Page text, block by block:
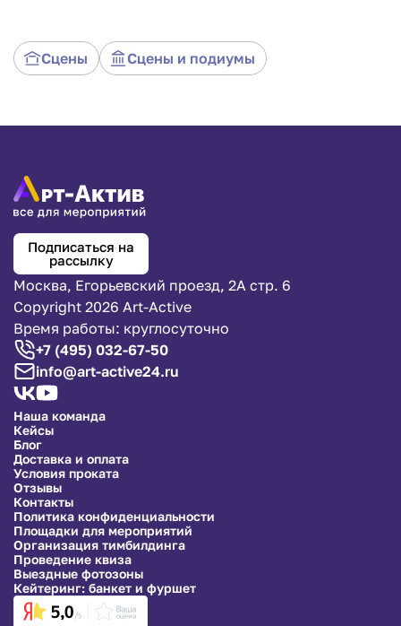
неповторимый шарм. Воплотите в жизнь свои
амбиции и создайте впечатляющие мероприятия с
нашей двускатной сценой в аренду!
Сцены Сцены и подиумы
Подписаться на
рассылку
Москва, Егорьевский проезд, 2А стр. 6
Copyright 2026 Art-Active
Время работы: круглосуточно
+7 (495) 032-67-50
info@art-active24.ru
Наша команда
Кейсы
Блог
Доставка и оплата
Условия проката
Отзывы
Контакты
Политика конфиденциальности
Площадки для мероприятий
Организация тимбилдинга
Проведение квиза
Выездные фотозоны
Кейтеринг: банкет и фуршет